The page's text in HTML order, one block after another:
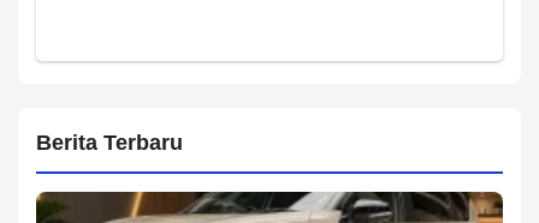
Berita Terbaru